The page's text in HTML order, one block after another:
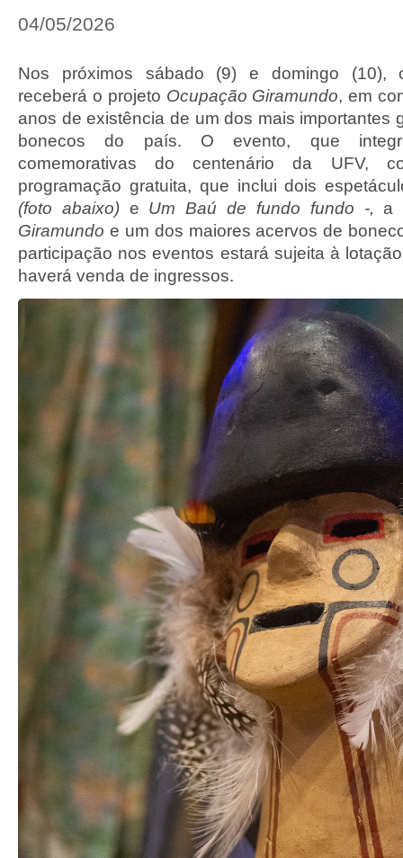
04/05/2026
Nos próximos sábado (9) e domingo (10),
receberá o projeto Ocupação Giramundo, em
anos de existência de um dos mais importantes
bonecos do país. O evento, que
comemorativas do centenário da UFV,
programação gratuita, que inclui dois
(foto abaixo)e Um Baú de fundo fundo -,a
Giramundo e um dos maiores acervos de
participação nos eventos estará sujeita à
haverá venda de ingressos.